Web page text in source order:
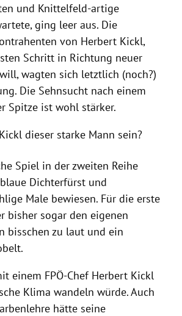
und Knittelfeld-artige
ging leer aus. Die
von Herbert Kickl,
Schritt in Richtung neuer
wagten sich letztlich (noch?)
Die Sehnsucht nach einem
Spitze ist wohl stärker.
dieser starke Mann sein?
Spiel in der zweiten Reihe
Dichterfürst und
Male bewiesen. Für die erste
bisher sogar den eigenen
bisschen zu laut und ein
einem FPÖ-Chef Herbert Kickl
Klima wandeln würde. Auch
hätte seine